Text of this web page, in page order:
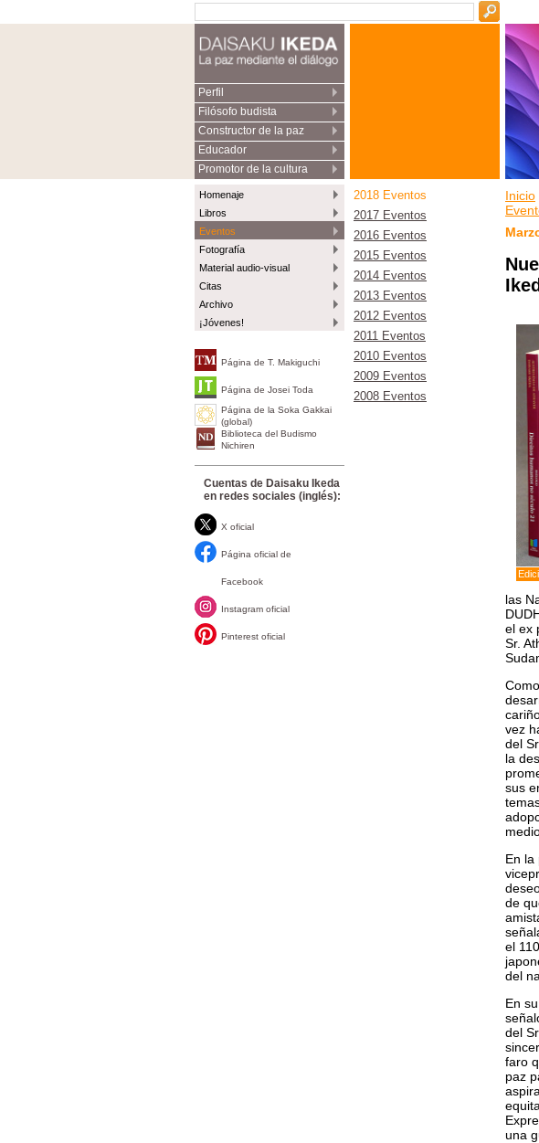
Perfil
Filósofo budista
Constructor de la paz
Educador
Promotor de la cultura
Homenaje
Libros
Eventos
Fotografía
Material audio-visual
Citas
Archivo
¡Jóvenes!
Página de T. Makiguchi
Página de Josei Toda
Página de la Soka Gakkai
(global)
Biblioteca del Budismo
Nichiren
Cuentas de Daisaku Ikeda
en redes sociales (inglés):
X oficial
Página oficial de
Facebook
Instagram oficial
Pinterest oficial
2018 Eventos
2017 Eventos
2016 Eventos
2015 Eventos
2014 Eventos
2013 Eventos
2012 Eventos
2011 Eventos
2010 Eventos
2009 Eventos
2008 Eventos
Inicio
las
el ex
Sr.
vez
del
la
sus
En la
de
el
del
En
del
faro
paz
una